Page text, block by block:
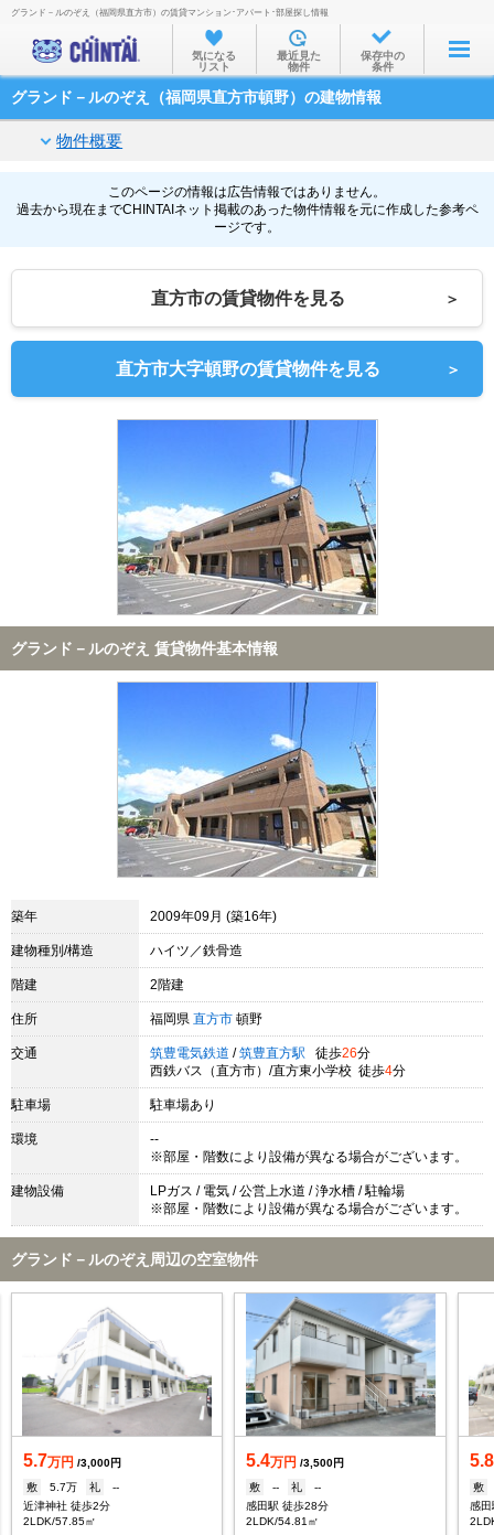
お部屋を探す
沿線・駅から
住所から
通勤通学時間から
物件特集から
不動産会社から
TOP
グランド－ルのぞえ（福岡県直方市）の賃貸マンション･アパート･部屋探し情報
気になる
リスト
最近見た
物件
保存中の
条件
グランド－ルのぞえ（福岡県直方市頓野）の建物情報
物件概要
このページの情報は広告情報ではありません。
過去から現在までCHINTAIネット掲載のあった物件情報を元に作成した参考ペ
ージです。
直方市の賃貸物件を見る ＞
直方市大字頓野の賃貸物件を見る ＞
グランド－ルのぞえ 賃貸物件基本情報
築年 2009年09月 (築16年)
建物種別/構造 ハイツ／鉄骨造
階建 2階建
住所 福岡県 直方市 頓野
交通 筑豊電気鉄道 / 筑豊直方駅 徒歩26分
西鉄バス（直方市）/直方東小学校 徒歩4分
駐車場 駐車場あり
環境
--
※部屋・階数により設備が異なる場合がございます。
建物設備
LPガス / 電気 / 公営上水道 / 浄水槽 / 駐輪場
※部屋・階数により設備が異なる場合がございます。
グランド－ルのぞえ周辺の空室物件
5.7万円 /3,000円
敷
5.7万 礼
--
近津神社 徒歩2分
2LDK/57.85㎡
5.4万円 /3,500円
敷
-- 礼
--
感田駅 徒歩28分
2LDK/54.81㎡
5.8
敷
感